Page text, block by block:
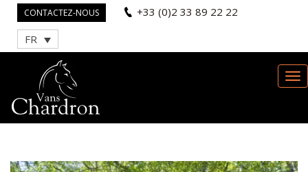
CONTACTEZ-NOUS +33 (0)2 33 89 22 22
FR